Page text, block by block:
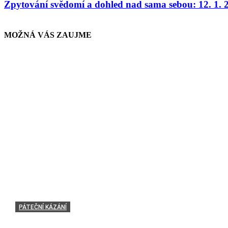
Zpytování svědomí a dohled nad sama sebou: 12. 1.
MOŽNÁ VÁS ZAUJME
PÁTEČNÍ KÁZÁNÍ